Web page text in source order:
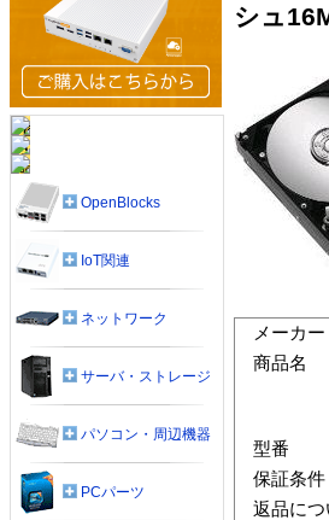
シュ
メーカー
商品名
型番
保証条件
返品につ
OpenBlocks
IoT関連
ネットワーク
サーバ・ストレージ
パソコン・周辺機器
PCパーツ